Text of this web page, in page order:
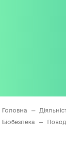
Головна —
Біобезпека
—